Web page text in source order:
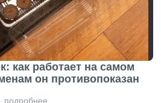
как работает на самом
он противопоказан
подробнее